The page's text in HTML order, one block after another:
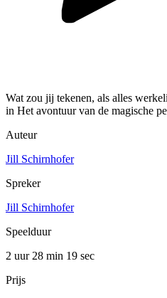
Wat zou jij tekenen, als alles
in Het avontuur van de magische
Auteur
Jill Schirnhofer
Spreker
Jill Schirnhofer
Speelduur
2 uur 28 min 19 sec
Prijs